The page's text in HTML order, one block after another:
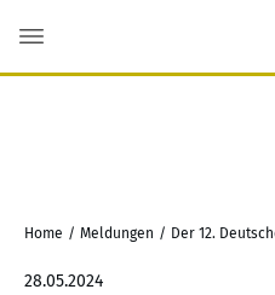
Home / Meldungen /
28.05.2024